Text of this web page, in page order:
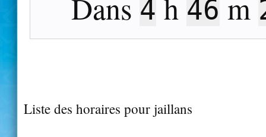
Dans 4 h 46 m
Liste des horaires pour jaillans